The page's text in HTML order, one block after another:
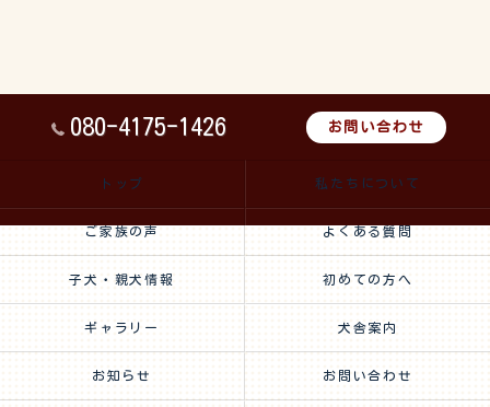
080-4175-1426 お問い合わせ
トップ 私たちについて
ご家族の声 よくある質問
子犬・親犬情報 初めての方へ
ギャラリー 犬舎案内
お知らせ お問い合わせ